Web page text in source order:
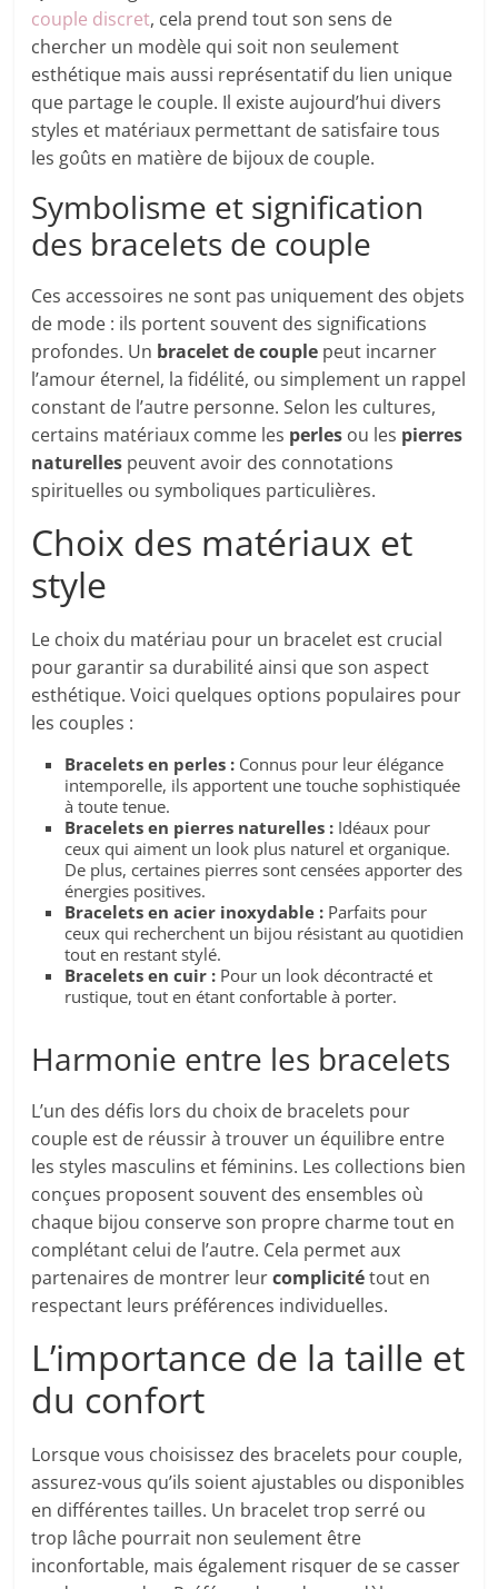
couple discret, cela prend tout son sens de
chercher un modèle qui soit non seulement
esthétique mais aussi représentatif du lien unique
que partage le couple. Il existe aujourd’hui divers
styles et matériaux permettant de satisfaire tous
les goûts en matière de bijoux de couple.
Symbolisme et signification
des bracelets de couple
Ces accessoires ne sont pas uniquement des objets
de mode : ils portent souvent des significations
profondes. Un bracelet de couple peut incarner
l’amour éternel, la fidélité, ou simplement un rappel
constant de l’autre personne. Selon les cultures,
certains matériaux comme les perles ou les pierres
naturelles peuvent avoir des connotations
spirituelles ou symboliques particulières.
Choix des matériaux et
style
Le choix du matériau pour un bracelet est crucial
pour garantir sa durabilité ainsi que son aspect
esthétique. Voici quelques options populaires pour
les couples :
Bracelets en perles : Connus pour leur élégance
intemporelle, ils apportent une touche sophistiquée
à toute tenue.
Bracelets en pierres naturelles : Idéaux pour
ceux qui aiment un look plus naturel et organique.
De plus, certaines pierres sont censées apporter des
énergies positives.
Bracelets en acier inoxydable : Parfaits pour
ceux qui recherchent un bijou résistant au quotidien
tout en restant stylé.
Bracelets en cuir : Pour un look décontracté et
rustique, tout en étant confortable à porter.
Harmonie entre les bracelets
L’un des défis lors du choix de bracelets pour
couple est de réussir à trouver un équilibre entre
les styles masculins et féminins. Les collections bien
conçues proposent souvent des ensembles où
chaque bijou conserve son propre charme tout en
complétant celui de l’autre. Cela permet aux
partenaires de montrer leurcomplicitétout en
respectant leurs préférences individuelles.
L’importance de la taille et
du confort
Lorsque vous choisissez des bracelets pour couple,
assurez-vous qu’ils soient ajustables ou disponibles
en différentes tailles. Un bracelet trop serré ou
trop lâche pourrait non seulement être
inconfortable, mais également risquer de se casser